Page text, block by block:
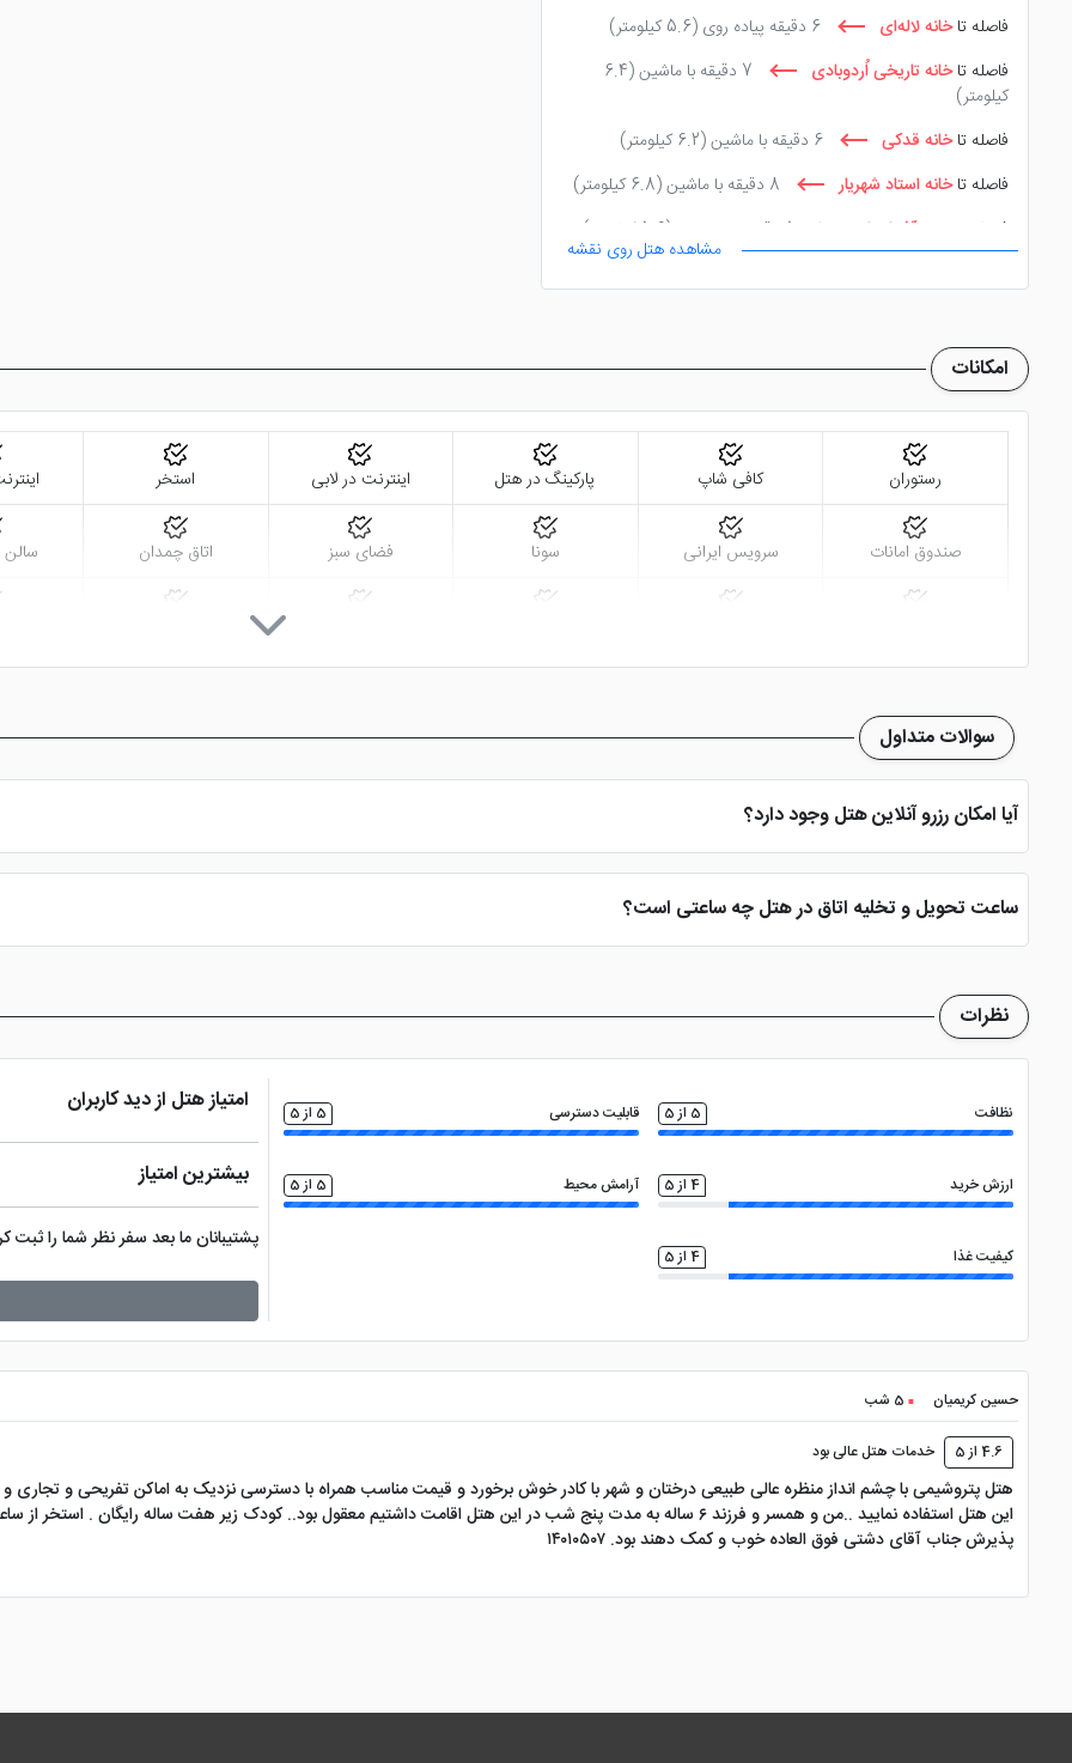
فاصله تاخانه لاله‌ای 6 دقیقه پیاده روی
(5.6 کیلومتر)
فاصله تاخانه تاریخی اُردوبادی 7 دقیقه با ماشین
(6.4
کیلومتر)
فاصله تاخانه قدکی 6 دقیقه با ماشین
(6.2 کیلومتر)
فاصله تاخانه استاد شهریار 8 دقیقه با ماشین
(6.8 کیلومتر)
فاصله تا
موزه آذربایجان 5 دقیقه پیاده روی (5.6 کیلومتر)
مشاهده هتل روی نقشه
امکانات
رستوران کافی شاپ پارکینگ در هتل اینترنت در لابی استخر
صندوق امانات سرویس ایرانی سونا فضای سبز اتاق چمدان
سوالات متداول
آیا امکان رزرو آنلاین هتل وجود دارد؟
بله، با انتخاب تاریخ ورود و خروج، نوع اتاق و تعداد نفرات می توانید پس از پرداخت در درگاه بانکی، رزرو آنلاین خود را نهایی و واچر هتل را دریافت
ساعت تحویل و تخلیه اتاق در هتل چه ساعتی است؟
ساعت تحویل اتاق ساعت 2 بعد از ظهر و ساعت تخلیه اتاق 12 ظهر می باشد
نظرات
نظافت 5 از 5 قابلیت دسترسی 5 از 5
ارزش خرید 4 از 5 آرامش محیط 5 از 5
کیفیت غذا 4 از 5
امتیاز هتل از دید کاربران
بیشترین امتیاز
پشتیبانان ما بعد سفر نظر شما را
حسین کریمیان 5 شب
4.6 از 5 خدمات هتل عالی بود
هتل پتروشیمی با چشم انداز منظره عالی طبیعی درختان و شهر با کادر خوش برخورد و قیمت مناسب همراه با دسترسی نزدیک به اماکن تفریحی و تجاری
پذیرش جناب آقای دشتی فوق العاده خوب و کمک دهند بود. ۱۴۰۱۰۵۰۷